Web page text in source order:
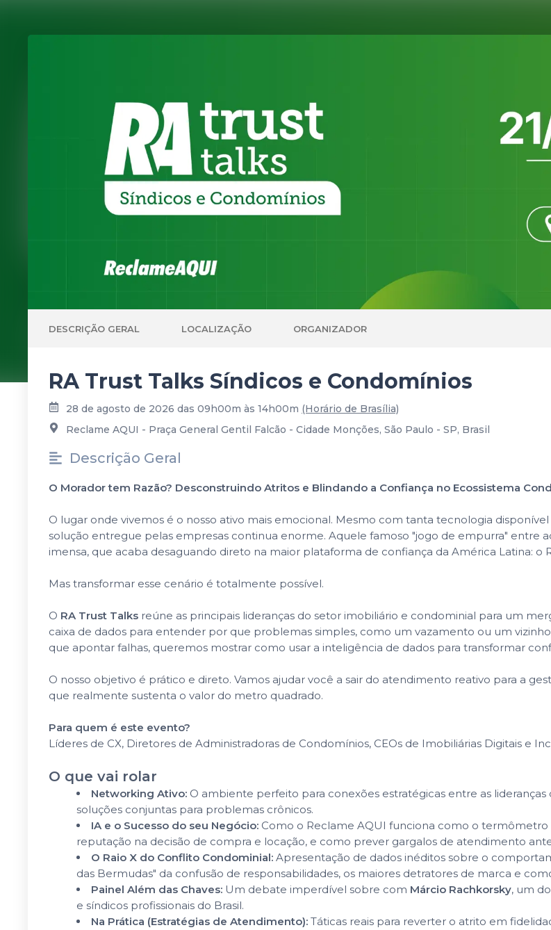
DESCRIÇÃO GERAL LOCALIZAÇÃO ORGANIZADOR
RA Trust Talks Síndicos e Condomínios
28 de agosto de 2026 das 09h00m às 14h00m (Horário de Brasília)
Reclame AQUI - Praça General Gentil Falcão - Cidade Monções, São Paulo - SP, Brasil
Descrição Geral
O Morador tem Razão? Desconstruindo Atritos e Blindando a Confiança no Ecossistema
O lugar onde vivemos é o nosso ativo mais emocional. Mesmo com tanta tecnologia
solução entregue pelas empresas continua enorme. Aquele famoso "jogo de empurra" entre
imensa, que acaba desaguando direto na maior plataforma de confiança da América Latina: o
Mas transformar esse cenário é totalmente possível.
O RA Trust Talks reúne as principais lideranças do setor imobiliário e condominial para um
caixa de dados para entender por que problemas simples, como um vazamento ou um
que apontar falhas, queremos mostrar como usar a inteligência de dados para transformar
O nosso objetivo é prático e direto. Vamos ajudar você a sair do atendimento reativo para a
que realmente sustenta o valor do metro quadrado.
Para quem é este evento?
Líderes de CX, Diretores de Administradoras de Condomínios, CEOs de Imobiliárias Digitais e
O que vai rolar
Networking Ativo: O ambiente perfeito para conexões estratégicas entre as
soluções conjuntas para problemas crônicos.
IA e o Sucesso do seu Negócio: Como o Reclame AQUI funciona como o termômetro
reputação na decisão de compra e locação, e como prever gargalos de atendimento
O Raio X do Conflito Condominial: Apresentação de dados inéditos sobre o
das Bermudas" da confusão de responsabilidades, os maiores detratores de marca e
Painel Além das Chaves: Um debate imperdível sobre com Márcio Rachkorsky, um
e síndicos profissionais do Brasil.
Na Prática (Estratégias de Atendimento): Táticas reais para reverter o atrito em